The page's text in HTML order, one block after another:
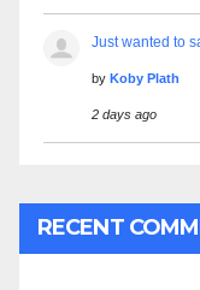
Just wanted to
by Koby Plath
2 days ago
RECENT